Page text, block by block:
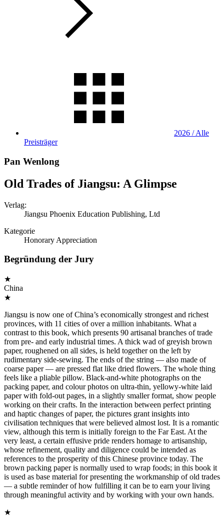
2026 / Alle
Preisträger
Pan Wenlong
Old Trades of Jiangsu: A Glimpse
Verlag:
Jiangsu Phoenix Education Publishing, Ltd
Kategorie
Honorary Appreciation
Begründung der Jury
★
China
★
Jiangsu is now one of China’s economically strongest and richest
provinces, with 11 cities of over a million inhabitants. What a
contrast to this book, which presents 90 artisanal branches of trade
from pre- and early industrial times. A thick wad of greyish brown
paper, roughened on all sides, is held together on the left by
rudimentary side-sewing. The ends of the string — also made of
coarse paper — are pressed flat like dried flowers. The whole thing
feels like a pliable pillow. Black-and-white photographs on the
packing paper, and colour photos on ultra-thin, yellowy-white laid
paper with fold-out pages, in a slightly smaller format, show people
working on their crafts. In the interaction between perfect printing
and haptic changes of paper, the pictures grant insights into
civilisation techniques that were believed almost lost. It is a romantic
view, although this term is initially foreign to the Far East. At the
very least, a certain effusive pride renders homage to artisanship,
whose refinement, quality and diligence could be intended as
references to the prosperity of this Chinese province today. The
brown packing paper is normally used to wrap foods; in this book it
is used as base material for presenting the workmanship of old trades
— a subtle reminder of how fulfilling it can be to earn your living
through meaningful activity and by working with your own hands.
★